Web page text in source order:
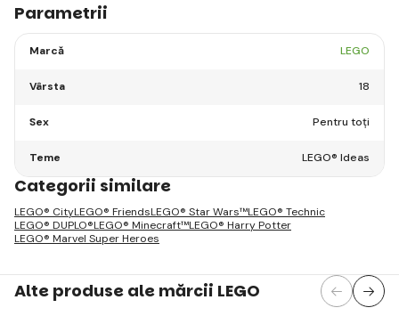
Parametrii
Marcă LEGO
Vârsta 18
Sex Pentru toți
Teme LEGO® Ideas
Categorii similare
LEGO® CityLEGO® FriendsLEGO® Star Wars™LEGO® Technic
LEGO® DUPLO®LEGO® Minecraft™LEGO® Harry Potter
LEGO® Marvel Super Heroes
Alte produse ale mărcii LEGO